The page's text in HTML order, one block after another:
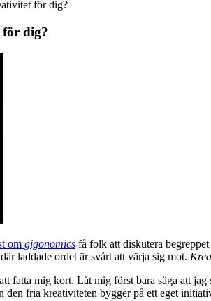
för dig?
dig?
om gigonomics få folk att diskutera begreppet
laddade ordet är svårt att värja sig mot.
fatta mig kort. Låt mig först bara säga att jag
den fria kreativiteten bygger på ett eget